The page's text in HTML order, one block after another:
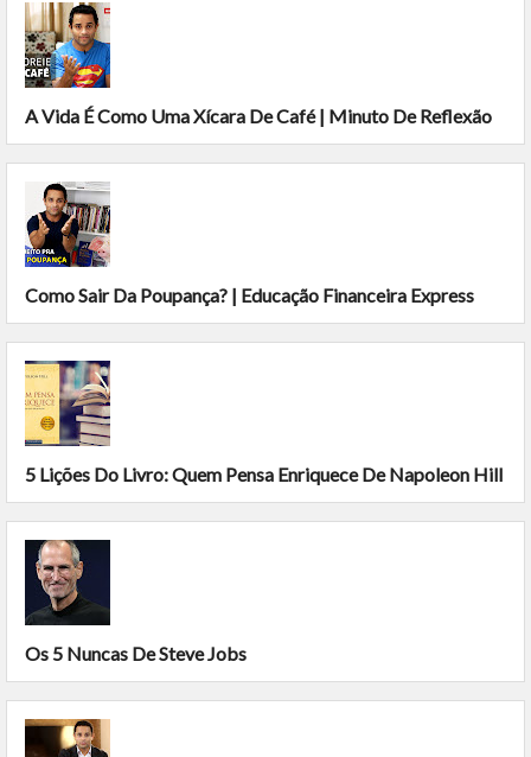
A Vida É Como Uma Xícara De Café | Minuto De Reflexão
Como Sair Da Poupança? | Educação Financeira Express
5 Lições Do Livro: Quem Pensa Enriquece De Napoleon Hill
Os 5 Nuncas De Steve Jobs